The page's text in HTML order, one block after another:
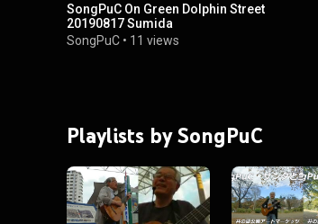
SongPuC On Green Dolphin Street
20190817 Sumida
SongPuC • 11 views
Playlists by SongPuC